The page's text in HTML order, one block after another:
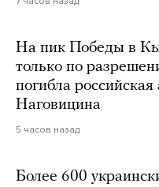
На пик Победы в
только по
погибла
Наговицина
5 часов назад
Более 600